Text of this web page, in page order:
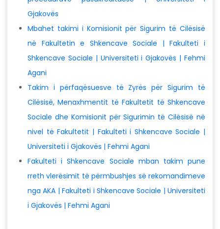
Gjakovës
Mbahet takimi i Komisionit për Sigurim të Cilësisë
në Fakultetin e Shkencave Sociale | Fakulteti i
Shkencave Sociale | Universiteti i Gjakovës | Fehmi
Agani
Takim i përfaqësuesve të Zyrës për Sigurim të
Cilësisë, Menaxhmentit të Fakultetit të Shkencave
Sociale dhe Komisionit për Sigurimin të Cilësisë në
nivel të Fakultetit | Fakulteti i Shkencave Sociale |
Universiteti i Gjakovës | Fehmi Agani
Fakulteti i Shkencave Sociale mban takim pune
rreth vlerësimit të përmbushjes së rekomandimeve
nga AKA | Fakulteti i Shkencave Sociale | Universiteti
i Gjakovës | Fehmi Agani